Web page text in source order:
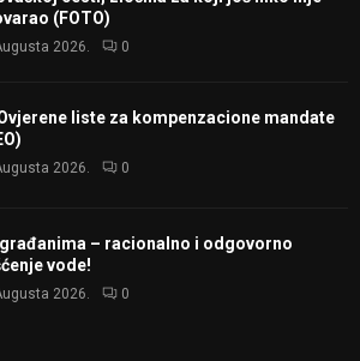
(FOTO)
2026. 0
liste za kompenzacione mandate
2026. 0
– racionalno i odgovorno
vode!
2026. 0